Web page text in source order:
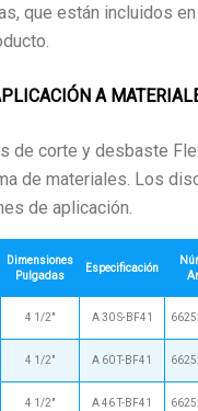
que están incluidos
A
de corte y desbaste
de materiales. Los
de aplicación.
Dimensiones
Pulgadas
Especificación
4 1/2" A 30 S-BF41
4 1/2" A 60 T-BF41
4 1/2" A 46 T-BF41